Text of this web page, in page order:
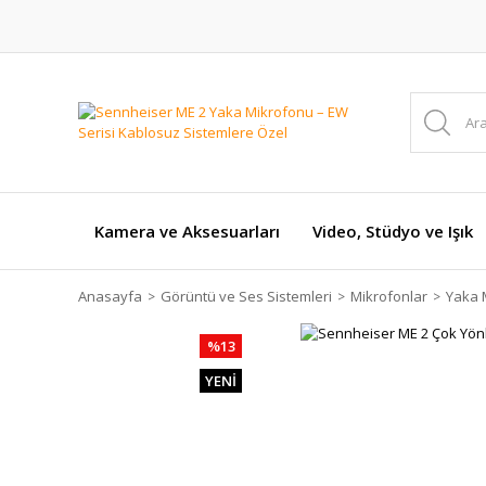
Kamera ve Aksesuarları Video, Stüdyo ve Işık
Anasayfa Görüntü ve Ses Sistemleri Mikrofonlar Yaka
%13
YENİ